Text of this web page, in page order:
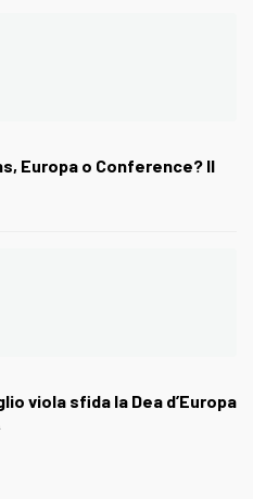
Europa o Conference? Il
viola sfida la Dea d’Europa